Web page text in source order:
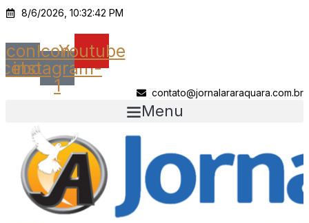
Ir
o
conteúdo
8/6/2026, 10:32:42 PM
Icon-Icon-
instagram-
1
Youtube
contato@jornalararaquara.com.br
Menu